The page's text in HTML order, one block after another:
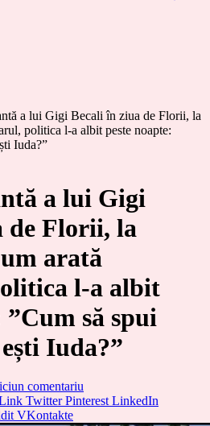
a lui Gigi Becali în ziua de Florii, la
politica l-a albit peste noapte:
Iuda?”
a lui Gigi
de Florii, la
arată
l-a albit
”Cum să spui
Iuda?”
comentariu
Twitter Pinterest LinkedIn
VKontakte